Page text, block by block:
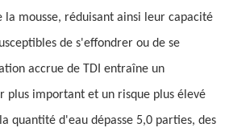
la mousse, réduisant ainsi leur capacité
de s'effondrer ou de se
accrue de TDI entraîne un
plus important et un risque plus élevé
quantité d'eau dépasse 5,0 parties, des